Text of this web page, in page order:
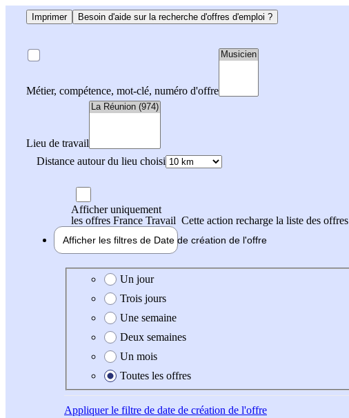
Imprimer Besoin d'aide sur la recherche d'offres d'emploi ?
Métier, compétence, mot-clé, numéro d'offre
Lieu de travail
Distance autour du lieu choisi
Afficher uniquement
les offres France Travail Cette action recharge la liste des offres
Afficher les filtres de Date de création de l'offre
Date de création de l'offre
Un jour
Trois jours
Une semaine
Deux semaines
Un mois
Toutes les offres
Appliquerle filtre de date de création de l'offre